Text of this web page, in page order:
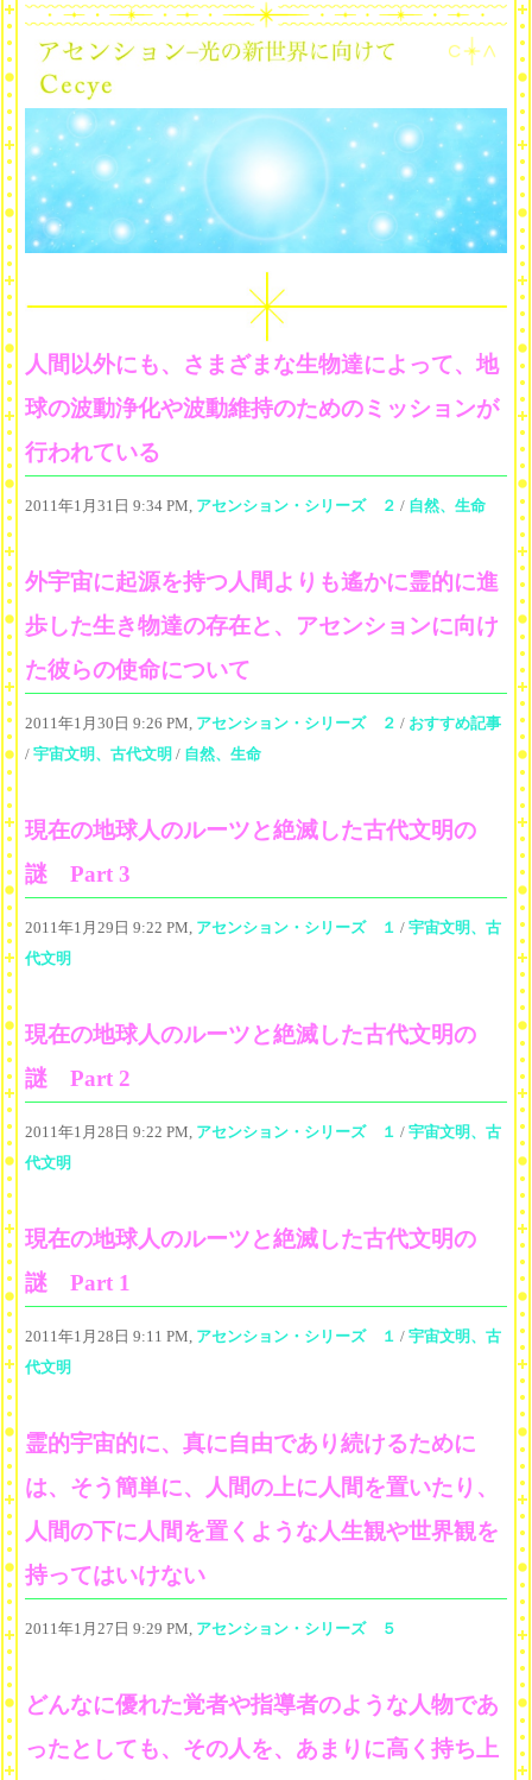
人間以外にも、さまざまな生物達によって、地
球の波動浄化や波動維持のためのミッションが
行われている
2011年1月31日 9:34 PM, アセンション・シリーズ ２ / 自然、生命
外宇宙に起源を持つ人間よりも遙かに霊的に進
歩した生き物達の存在と、アセンションに向け
た彼らの使命について
2011年1月30日 9:26 PM, アセンション・シリーズ ２ / おすすめ記事
/ 宇宙文明、古代文明 / 自然、生命
現在の地球人のルーツと絶滅した古代文明の
謎 Part 3
2011年1月29日 9:22 PM, アセンション・シリーズ １ / 宇宙文明、古
代文明
現在の地球人のルーツと絶滅した古代文明の
謎 Part 2
2011年1月28日 9:22 PM, アセンション・シリーズ １ / 宇宙文明、古
代文明
現在の地球人のルーツと絶滅した古代文明の
謎 Part 1
2011年1月28日 9:11 PM, アセンション・シリーズ １ / 宇宙文明、古
代文明
霊的宇宙的に、真に自由であり続けるために
は、そう簡単に、人間の上に人間を置いたり、
人間の下に人間を置くような人生観や世界観を
持ってはいけない
2011年1月27日 9:29 PM, アセンション・シリーズ ５
どんなに優れた覚者や指導者のような人物であ
ったとしても、その人を、あまりに高く持ち上